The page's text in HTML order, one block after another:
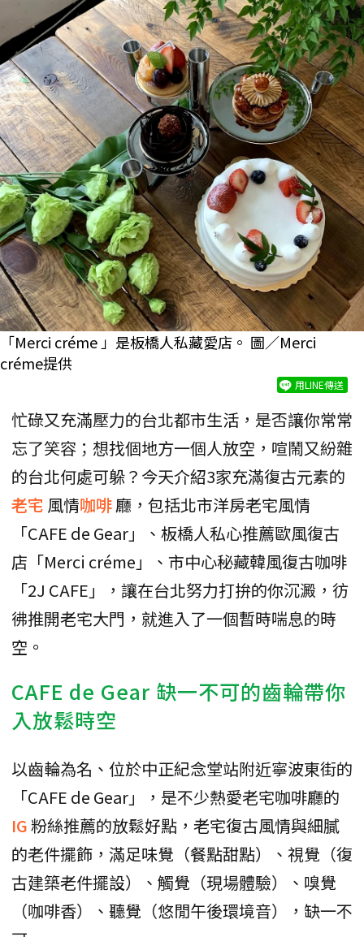
「Merci créme 」是板橋人私藏愛店。 圖／Merci
créme提供
用LINE傳送
忙碌又充滿壓力的台北都市生活，是否讓你常常
忘了笑容；想找個地方一個人放空，喧鬧又紛雜
的台北何處可躲？今天介紹3家充滿復古元素的
老宅 風情咖啡廳，包括北市洋房老宅風情
「CAFE de Gear」、板橋人私心推薦歐風復古
店「Merci créme」、市中心秘藏韓風復古咖啡
「2J CAFE」，讓在台北努力打拚的你沉澱，彷
彿推開老宅大門，就進入了一個暫時喘息的時
空。
CAFE de Gear 缺一不可的齒輪帶你
入放鬆時空
以齒輪為名、位於中正紀念堂站附近寧波東街的
「CAFE de Gear」，是不少熱愛老宅咖啡廳的
IG粉絲推薦的放鬆好點，老宅復古風情與細膩
的老件擺飾，滿足味覺（餐點甜點）、視覺（復
古建築老件擺設）、觸覺（現場體驗）、嗅覺
（咖啡香）、聽覺（悠閒午後環境音），缺一不